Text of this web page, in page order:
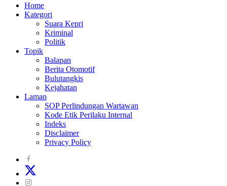
Home
Kategori
Suara Kepri
Kriminal
Politik
Topik
Balapan
Berita Otomotif
Bulutangkis
Kejahatan
Laman
SOP Perlindungan Wartawan
Kode Etik Perilaku Internal
Indeks
Disclaimer
Privacy Policy